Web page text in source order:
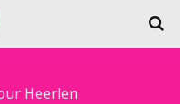
Heerlen